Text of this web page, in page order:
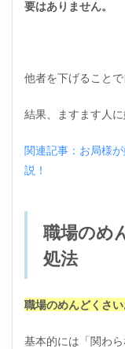
要はありません。
他者を下げること
結果、ますます人
関連記事：お局様
説！
職場のめ
処法
職場のめんどくさ
基本的には「関わ